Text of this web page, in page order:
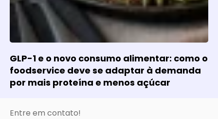
GLP-1 e o novo consumo alimentar: como o
foodservice deve se adaptar à demanda
por mais proteína e menos açúcar
Entre em contato!